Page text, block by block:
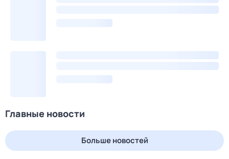
Главные новости
Больше новостей